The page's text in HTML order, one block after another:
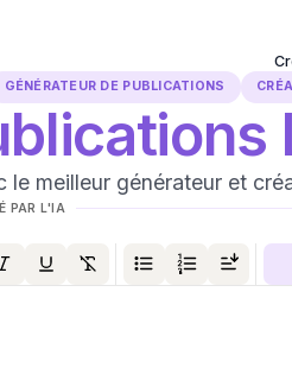
GÉNÉRATEUR DE PUBLICATIONS
meilleur générateur et
PAR L'IA